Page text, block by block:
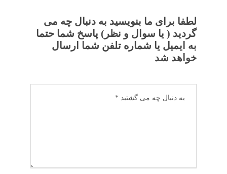
لطفا برای ما بنویسید به دنبال چه می
گردید ( یا سوال و نظر) پاسخ شما حتما
به ایمیل یا شماره تلفن شما ارسال
خواهد شد